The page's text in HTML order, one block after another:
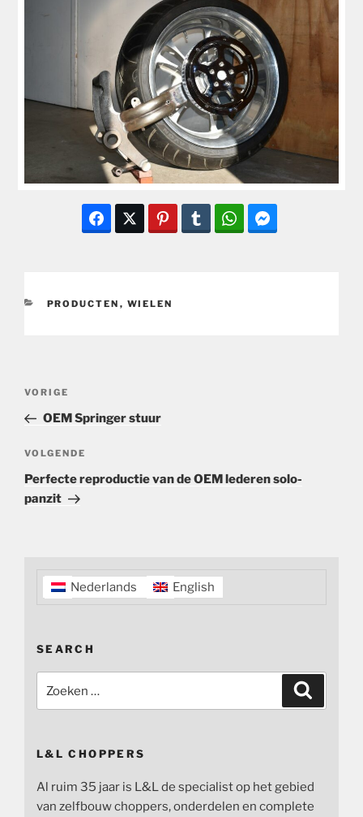
CATEGORIEËN
PRODUCTEN , WIELEN
Bericht
Vorig
bericht
VORIGE
OEM Springer stuur
Volgend
bericht
VOLGENDE
Perfecte reproductie van de OEM lederen solo-
panzit
Nederlands English
SEARCH
naar:
L&L CHOPPERS
Al ruim 35 jaar is L&L de specialist op het gebied
van zelfbouw choppers, onderdelen en complete